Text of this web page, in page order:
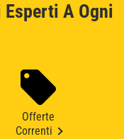
A Ogni
Offerte
Correnti